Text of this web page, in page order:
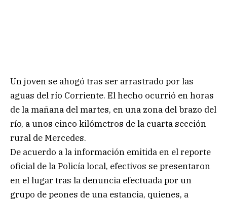
Un joven se ahogó tras ser arrastrado por las
aguas del río Corriente. El hecho ocurrió en horas
de la mañana del martes, en una zona del brazo del
río, a unos cinco kilómetros de la cuarta sección
rural de Mercedes.
De acuerdo a la información emitida en el reporte
oficial de la Policía local, efectivos se presentaron
en el lugar tras la denuncia efectuada por un
grupo de peones de una estancia, quienes, a